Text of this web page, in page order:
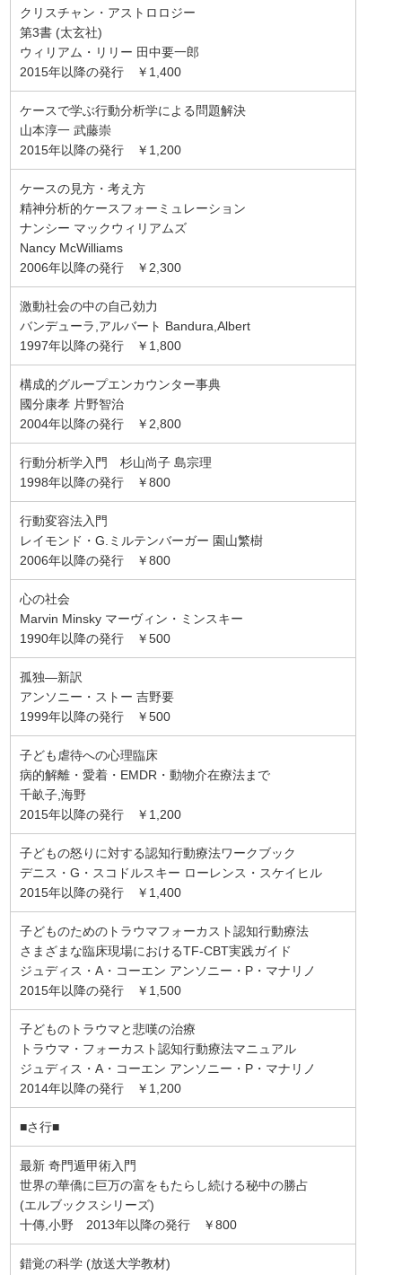
クリスチャン・アストロロジー
第3書 (太玄社)
ウィリアム・リリー 田中要一郎
2015年以降の発行 ￥1,400
ケースで学ぶ行動分析学による問題解決
山本淳一 武藤崇
2015年以降の発行 ￥1,200
ケースの見方・考え方
精神分析的ケースフォーミュレーション
ナンシー マックウィリアムズ
Nancy McWilliams
2006年以降の発行 ￥2,300
激動社会の中の自己効力
バンデューラ,アルバート Bandura,Albert
1997年以降の発行 ￥1,800
構成的グループエンカウンター事典
國分康孝 片野智治
2004年以降の発行 ￥2,800
行動分析学入門 杉山尚子 島宗理
1998年以降の発行 ￥800
行動変容法入門
レイモンド・G.ミルテンバーガー 園山繁樹
2006年以降の発行 ￥800
心の社会
Marvin Minsky マーヴィン・ミンスキー
1990年以降の発行 ￥500
孤独―新訳
アンソニー・ストー 吉野要
1999年以降の発行 ￥500
子ども虐待への心理臨床
病的解離・愛着・EMDR・動物介在療法まで
千畝子,海野
2015年以降の発行 ￥1,200
子どもの怒りに対する認知行動療法ワークブック
デニス・G・スコドルスキー ローレンス・スケイヒル
2015年以降の発行 ￥1,400
子どものためのトラウマフォーカスト認知行動療法
さまざまな臨床現場におけるTF-CBT実践ガイド
ジュディス・A・コーエン アンソニー・P・マナリノ
2015年以降の発行 ￥1,500
子どものトラウマと悲嘆の治療
トラウマ・フォーカスト認知行動療法マニュアル
ジュディス・A・コーエン アンソニー・P・マナリノ
2014年以降の発行 ￥1,200
■さ行■
最新 奇門遁甲術入門
世界の華僑に巨万の富をもたらし続ける秘中の勝占
(エルブックスシリーズ)
十傳,小野 2013年以降の発行 ￥800
錯覚の科学 (放送大学教材)